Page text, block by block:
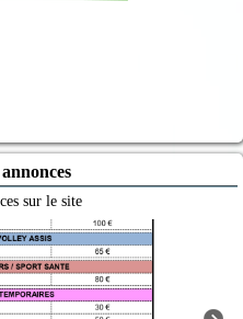
sur le site